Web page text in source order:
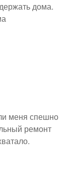
дома.
меня спешно
ремонт